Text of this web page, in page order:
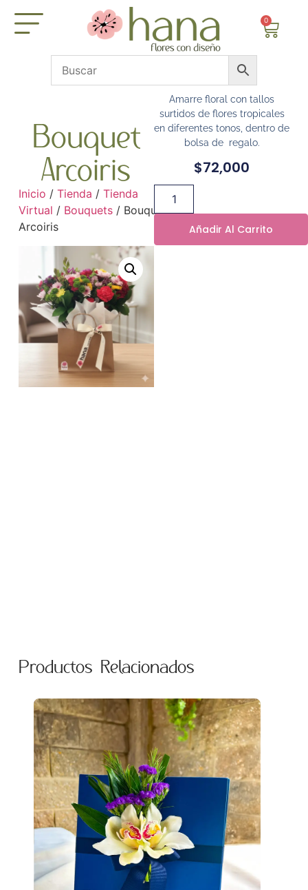
0
Bouquet
Arcoiris
Inicio / Tienda / Tienda
Virtual / Bouquets/ Bouquet
Arcoiris
Amarre floral con tallos
surtidos de flores tropicales
en diferentes tonos, dentro de
bolsa de regalo.
$72,000
Añadir Al Carrito
Productos Relacionados